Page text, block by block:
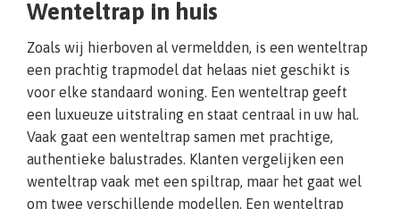
Wenteltrap in huis
Zoals wij hierboven al vermeldden, is een wenteltrap
een prachtig trapmodel dat helaas niet geschikt is
voor elke standaard woning. Een wenteltrap geeft
een luxueuze uitstraling en staat centraal in uw hal.
Vaak gaat een wenteltrap samen met prachtige,
authentieke balustrades. Klanten vergelijken een
wenteltrap vaak met een spiltrap, maar het gaat wel
om twee verschillende modellen. Een wenteltrap